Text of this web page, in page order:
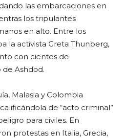
las embarcaciones en
los tripulantes
en alto. Entre los
la activista Greta Thunberg,
con cientos de
Ashdod.
Malasia y Colombia
de “acto criminal”
para civiles. En
protestas en Italia, Grecia,